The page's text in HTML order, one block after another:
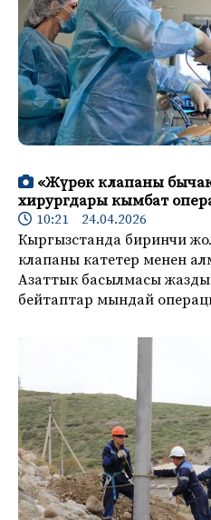
«Жүрөк клапаны
хирургдары кымбат
10:21 24.04.2026
Кыргызстанда биринчи
клапаны катетер менен
Азаттык басылмасы
бейтаптар мындай